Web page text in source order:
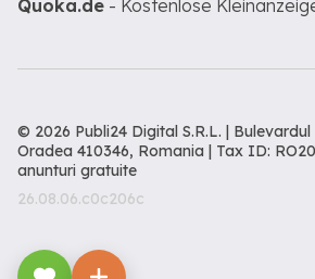
Quoka.de - Kostenlose
© 2026 Publi24 Digital S.R.L. |
Oradea 410346, Romania | Tax ID:
anunturi gratuite
26.08.06.c0c206c